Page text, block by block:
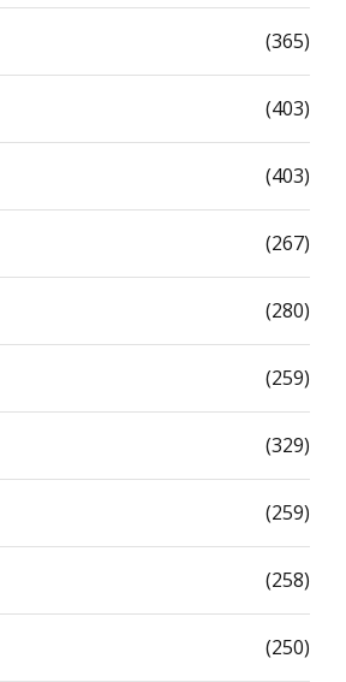
(365)
(403)
(403)
(267)
(280)
(259)
(329)
(259)
(258)
(250)